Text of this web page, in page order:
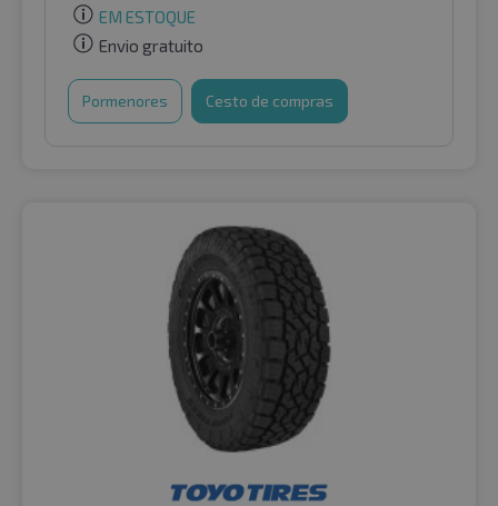
EM ESTOQUE
Envio gratuito
Pormenores Cesto de compras